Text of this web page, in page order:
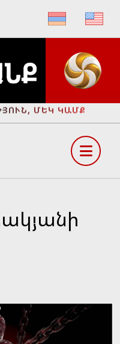
ՄԵԿ ԿԱՄՔ